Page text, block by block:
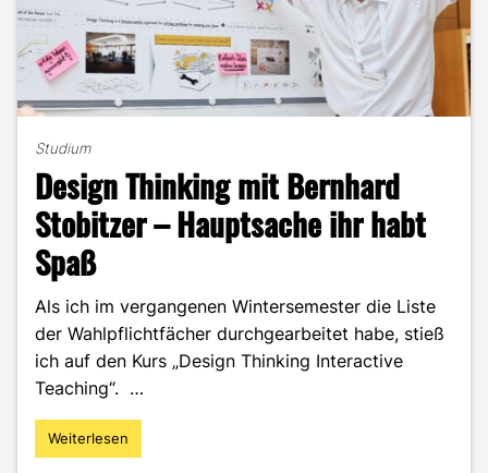
Studium
Design Thinking mit Bernhard
Stobitzer – Hauptsache ihr habt
Spaß
Als ich im vergangenen Wintersemester die Liste
der Wahlpflichtfächer durchgearbeitet habe, stieß
ich auf den Kurs „Design Thinking Interactive
Teaching“. …
"Design
Thinking
Weiterlesen